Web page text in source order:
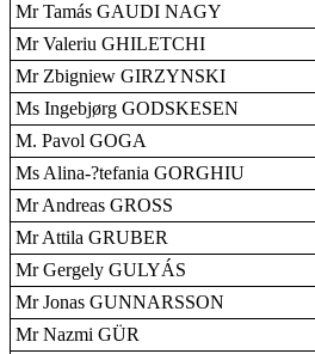
Mr Tamás GAUDI NAGY
Mr Valeriu GHILETCHI
Mr Zbigniew GIRZYNSKI
Ms Ingebjørg GODSKESEN
M. Pavol GOGA
Ms Alina-?tefania GORGHIU
Mr Andreas GROSS
Mr Attila GRUBER
Mr Gergely GULYÁS
Mr Jonas GUNNARSSON
Mr Nazmi GÜR